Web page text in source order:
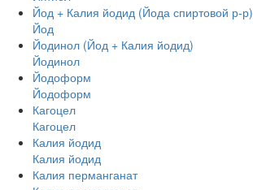
Йод + Калия йодид (Йода спиртовой р-р)
Йод
Йодинол (Йод + Калия йодид)
Йодинол
Йодоформ
Йодоформ
Кагоцел
Кагоцел
Калия йодид
Калия йодид
Калия перманганат